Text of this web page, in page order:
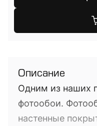
Описание
Одним из наших
фотообои.
настенные